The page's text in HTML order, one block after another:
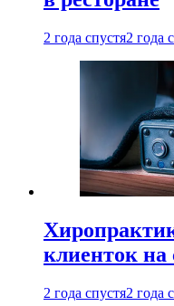
2 года спустя2 года
клиенток
2 года спустя2 года